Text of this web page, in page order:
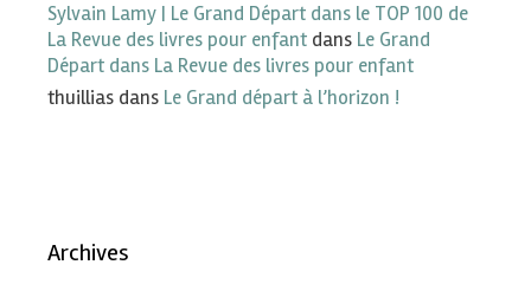
Sylvain Lamy | Le Grand Départ dans le TOP 100 de
La Revue des livres pour enfant dans Le Grand
Départ dans La Revue des livres pour enfant
thuillias dans Le Grand départ à l’horizon !
Archives